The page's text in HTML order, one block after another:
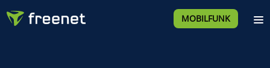
MOBILFUNK